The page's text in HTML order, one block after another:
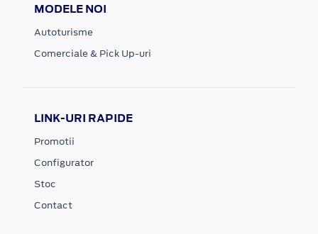
MODELE NOI
Autoturisme
Comerciale & Pick Up-uri
LINK-URI RAPIDE
Promotii
Configurator
Stoc
Contact